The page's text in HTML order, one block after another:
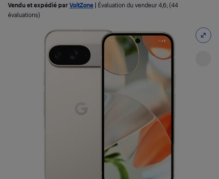
Vendu et expédié par VoltZone Évaluation du vendeur 4,6; (44
évaluations)